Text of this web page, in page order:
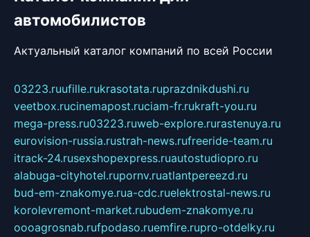
автомобилистов
Актуальный каталог компаний по всей России
03223.ruufille.rukrasotata.ruprazdnikdushi.ru
veetbox.rucinemapost.ruciam-fr.rukraft-you.ru
mega-press.ru03223.ruweb-explore.rurastenuya.ru
eurovision-russia.rustrah-news.rufreeride-team.ru
itrack-24.rusexshopexpress.ruautostudiopro.ru
alabuga-cityhotel.rupornv.ruatlantpereezd.ru
bud-em-znakomye.rua-cdc.ruelektrostal-news.ru
korolevremont-market.rubudem-znakomye.ru
oooagrosnab.rufpodaso.ruemfire.rupro-otdelky.ru